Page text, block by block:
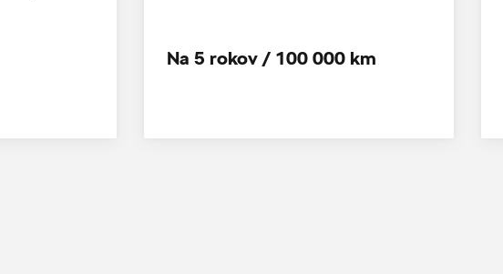
Na 5 rokov / 100 000 km